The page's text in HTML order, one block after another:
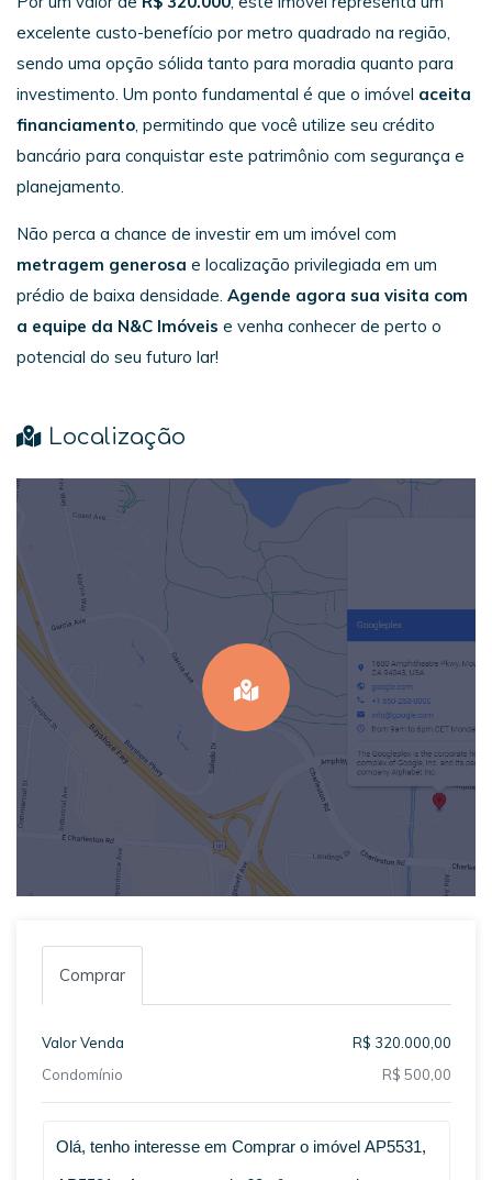
excelente custo-benefício por metro quadrado na região,
sendo uma opção sólida tanto para moradia quanto para
investimento. Um ponto fundamental é que o imóvel aceita
financiamento, permitindo que você utilize seu crédito
bancário para conquistar este patrimônio com segurança e
planejamento.
Não perca a chance de investir em um imóvel com
metragem generosa e localização privilegiada em um
prédio de baixa densidade. Agende agora sua visita com
a equipe da N&C Imóveis e venha conhecer de perto o
potencial do seu futuro lar!
Localização
Comprar
Valor Venda
R$ 320.000,00
Condomínio
R$ 500,00